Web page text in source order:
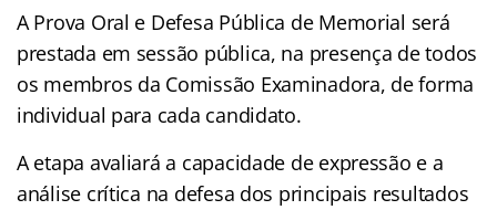
A Prova Oral e Defesa Pública de Memorial será
prestada em sessão pública, na presença de todos
os membros da Comissão Examinadora, de forma
individual para cada candidato.
A etapa avaliará a capacidade de expressão e a
análise crítica na defesa dos principais resultados